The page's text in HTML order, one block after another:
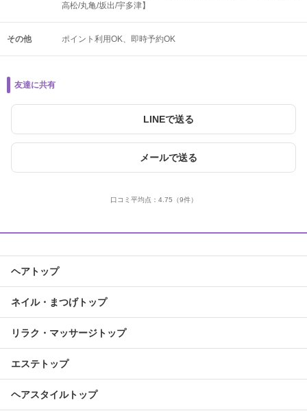
高松/丸亀/坂出/宇多津】
その他 ポイント利用OK 即時予約OK
友達に共有
LINEで送る
メールで送る
口コミ平均点： 4.75 （9件）
ヘアトップ
ネイル・まつげトップ
リラク・マッサージトップ
エステトップ
ヘアスタイルトップ